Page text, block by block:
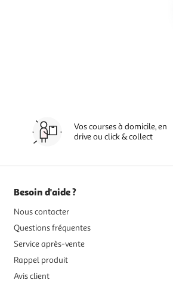
Vos courses à domicile, en
drive ou click & collect
Besoin d'aide ?
Nous contacter
Questions fréquentes
Service après-vente
Rappel produit
Avis client